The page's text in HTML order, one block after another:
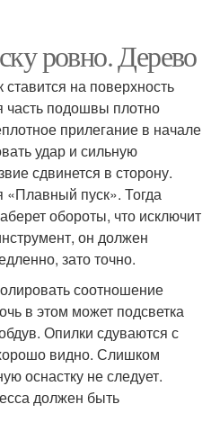
ровно. Дерево
на поверхность
часть подошвы плотно
прилегание в начале
удар и сильную
сдвинется в сторону.
пуск». Тогда
обороты, что исключит
он должен
зато точно.
соотношение
в этом может подсветка
Опилки сдуваются с
видно. Слишком
оснастку не следует.
должен быть